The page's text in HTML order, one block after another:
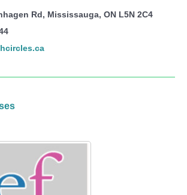
Rd, Mississauga, ON L5N 2C4